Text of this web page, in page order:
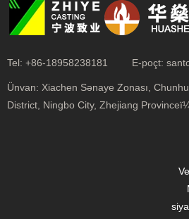
Tel: +86-18958238181 E-poçt:
Ünvan: Xiachen Sənaye Zonası,
District, Ningbo City, Zhejiang